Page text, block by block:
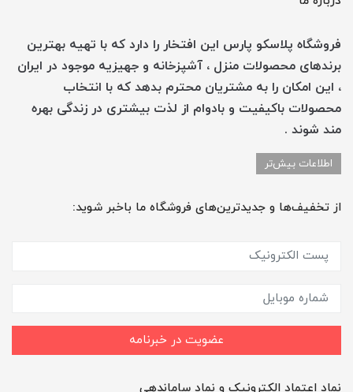
فروشگاه پلاسکو پارس این افتخار را دارد که با تهیه بهترین
برندهای محصولات منزل ، آشپزخانه و جهیزیه موجود در ایران
، این امکان را به مشتریان محترم بدهد که با انتخاب
محصولات باکیفیت و بادوام از لذت بیشتری در زندگی بهره
مند شوند .
اطلاعات بیش‌تر
از تخفیف‌ها و جدیدترین‌های فروشگاه ما باخبر شوید:
عضویت در خبرنامه
نماد اعتماد الکترونیک و نماد ساماندهی